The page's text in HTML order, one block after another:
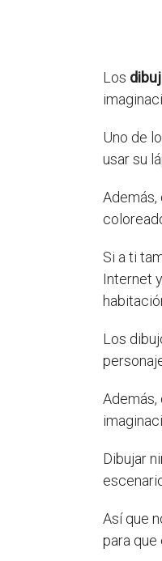
Los
Uno de
usar su
Además,
Si a ti
Internet
Los
Dibujar
Así que
para que